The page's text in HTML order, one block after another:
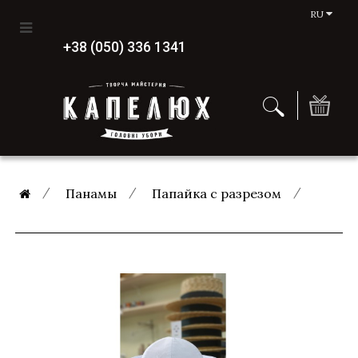
RU
+38 (050) 336 1341
Панамы Папайка с разрезом